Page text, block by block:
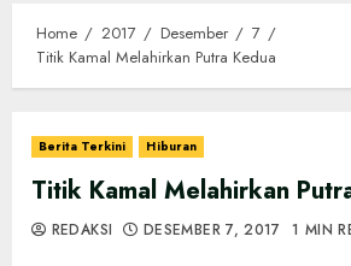
Home 2017 Desember
7
Titik Kamal Melahirkan Putra Kedua
Berita Terkini Hiburan
Titik Kamal Melahirkan
REDAKSI DESEMBER 7, 2017 1 MIN